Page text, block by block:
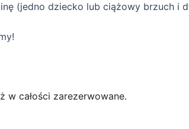
(jedno dziecko lub ciążowy brzuch i
w całości zarezerwowane.